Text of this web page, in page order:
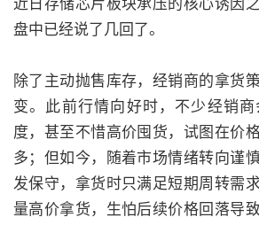
近日存储芯片板块承压的核心诱因
盘中已经说了几回了。
除了主动抛售库存，经销商的拿货
变。此前行情向好时，不少经销
度，甚至不惜高价囤货，试图在价
多；但如今，随着市场情绪转向谨
发保守，拿货时只满足短期周转需
量高价拿货，生怕后续价格回落导